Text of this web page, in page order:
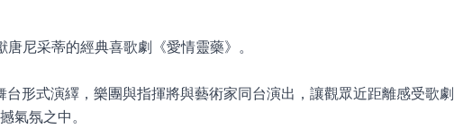
尼采蒂的經典喜歌劇《愛情靈藥》。
形式演繹，樂團與指揮將與藝術家同台演出，讓觀眾近距離感受歌劇
氣氛之中。